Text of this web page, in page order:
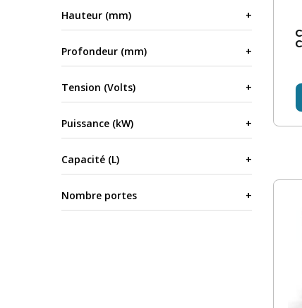
Hauteur (mm)
Profondeur (mm)
Tension (Volts)
Puissance (kW)
Capacité (L)
Nombre portes